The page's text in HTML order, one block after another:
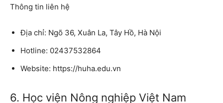
Thông tin liên hệ
Địa chỉ: Ngõ 36, Xuân La, Tây Hồ, Hà Nội
Hotline: 02437532864
Website: https://huha.edu.vn
6. Học viện Nông nghiệp Việt Nam